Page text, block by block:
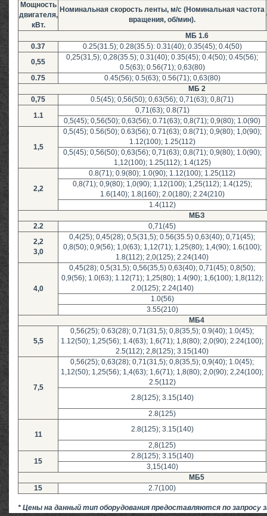
Мощность
двигателя,
кВт.
Номинальная скорость ленты, м/с (Номинальная частота
вращения, об/мин).
МБ 1.6
0.37
0.25(31.5); 0.28(35.5): 0.31(40); 0.35(45); 0.4(50)
0,55
0,25(31,5); 0,28(35.5); 0.31(40); 0.35(45); 0.4(50); 0.45(56);
0.5(63); 0.56(71); 0,63(80)
0.75
0.45(56); 0.5(63); 0.56(71); 0,63(80)
МБ 2
0,75
0.5(45); 0,56(50); 0,63(56); 0,71(63); 0,8(71)
1.1
0,71(63); 0.8(71)
0,5(45); 0,56(50); 0,63(56); 0.71(63); 0,8(71); 0,9(80); 1.0(90)
1,5
0,5(45); 0.56(50); 0.63(56); 0.71(63); 0.8(71); 0,9(80); 1,0(90);
1.12(100); 1.25(112)
0,5(45); 0,56(50); 0,63(56); 0,71(63); 0,8(71); 0,9(80); 1.0(90);
1,12(100); 1.25(112); 1.4(125)
2,2
0.8(71); 0.9(80); 1.0(90); 1.12(100); 1.25(112)
0,8(71); 0,9(80); 1,0(90); 1,12(100); 1,25(112); 1.4(125);
1.6(140); 1.8(160); 2.0(180); 2.24(210)
1.4(112)
МБЗ
2.2
0,71(45)
2,2
3,0
0,4(25); 0,45(28); 0,5(31,5); 0.56(35.5) 0,63(40); 0,71(45);
0,8(50); 0,9(56); 1,0(63); 1,12(71); 1,25(80); 1,4(90); 1.6(100);
1.8(112); 2,0(125); 2.24(140)
4,0
0,45(28); 0,5(31,5); 0,56(35,5) 0,63(40); 0,71(45); 0,8(50);
0,9(56); 1.0(63); 1.12(71); 1,25(80); 1.4(90); 1,6(100); 1,8(112);
2.0(125); 2.24(140)
1.0(56)
3.55(210)
МБ4
5,5
0,56(25); 0.63(28); 0,71(31,5); 0,8(35,5); 0.9(40); 1.0(45);
1.12(50); 1,25(56); 1.4(63); 1,6(71); 1,8(80); 2,0(90); 2.24(100);
2.5(112); 2,8(125); 3.15(140)
7,5
0,56(25); 0,63(28); 0,71(31,5); 0,8(35,5); 0,9(40); 1.0(45);
1,12(50); 1,25(56); 1,4(63); 1,6(71); 1,8(80); 2,0(90); 2,24(100);
2.5(112)
2.8(125); 3.15(140)
2.8(125)
11
2.8(125); 3.15(140)
2,8(125)
15
2.8(125); 3.15(140)
3,15(140)
МБ5
15
2.7(100)
* Цены на данный тип оборудования предоставляются по запросу